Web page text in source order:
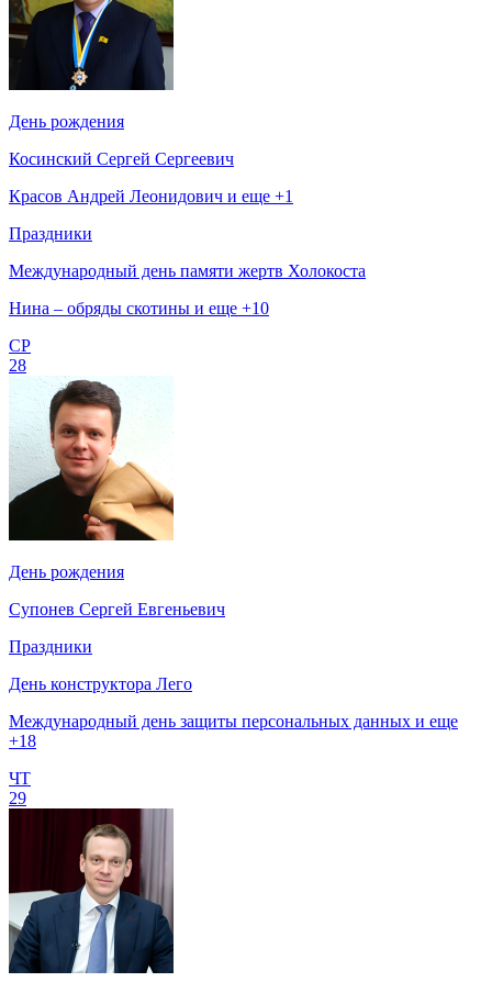
День рождения
Косинский Сергей Сергеевич
Красов Андрей Леонидович и еще +1
Праздники
Международный день памяти жертв Холокоста
Нина – обряды скотины и еще +10
СР
28
День рождения
Супонев Сергей Евгеньевич
Праздники
День конструктора Лего
Международный день защиты персональных данных и еще
+18
ЧТ
29